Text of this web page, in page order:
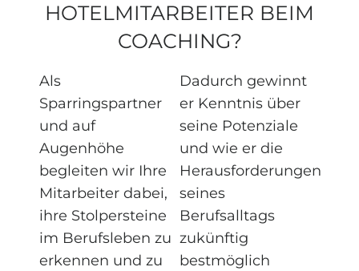
HOTELMITARBEITER BEIM
COACHING?
Als
Sparringspartner
und auf
Augenhöhe
begleiten wir Ihre
Mitarbeiter dabei,
ihre Stolpersteine
im Berufsleben zu
erkennen und zu
Dadurch gewinnt
er Kenntnis über
seine Potenziale
und wie er die
Herausforderungen
seines
Berufsalltags
zukünftig
bestmöglich